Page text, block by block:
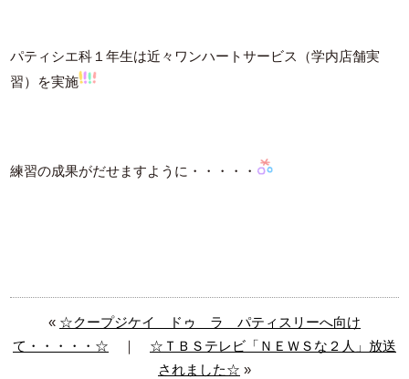
パティシエ科１年生は近々ワンハートサービス（学内店舗実
習）を実施
練習の成果がだせますように・・・・・
« ☆クープジケイ ドゥ ラ パティスリーへ向け
て・・・・・☆
☆ＴＢＳテレビ「ＮＥＷＳな２人」放送
されました☆ »